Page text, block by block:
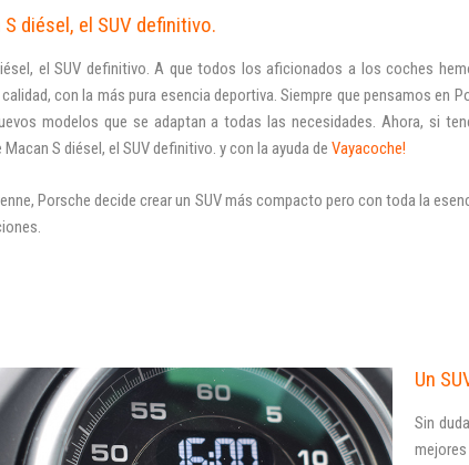
diésel, el SUV definitivo.
el SUV definitivo. A que todos los aficionados a los coches
con la más pura esencia deportiva. Siempre que pensamos en
modelos que se adaptan a todas las necesidades. Ahora, si
S diésel, el SUV definitivo. y con la ayuda de Vayacoche!
Porsche decide crear un SUV más compacto pero con toda la
Un
Sin